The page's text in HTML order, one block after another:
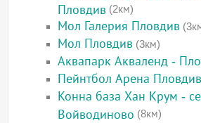
Пловдив (2км)
Мол Галерия Пловдив
Мол Пловдив (3км)
Аквапарк Акваленд -
Пейнтбол Арена Пловдив
Конна база Хан Крум -
Войводиново (8км)